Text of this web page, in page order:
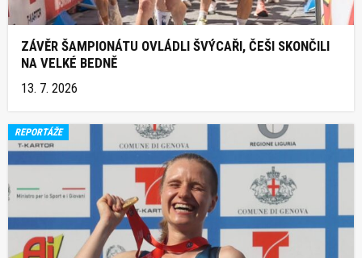
ZÁVĚR ŠAMPIONÁTU OVLÁDLI ŠVÝCAŘI, ČEŠI SKONČILI
NA VELKÉ BEDNĚ
13. 7. 2026
REPORTÁŽE